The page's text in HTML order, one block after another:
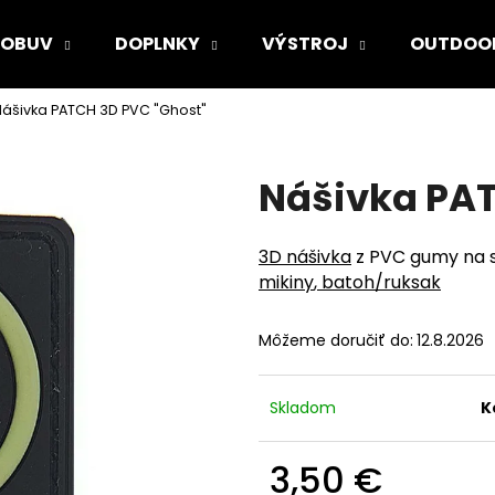
OBUV DOPLNKY VÝSTROJ
PATCH 3D PVC "Ghost"
Nášivka
3D nášivka z PVC gumy na
mikiny, batoh/ruksak
Môžeme doručiť do: 12.8.2026
Skladom
3,50 €
Čo potrebujete nájsť?
HĽADAŤ